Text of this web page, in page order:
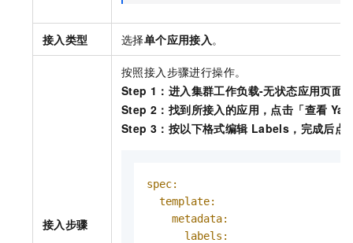
接入类型 选择单个应用接入 。
接入步骤
按照接入步骤进行操作。
Step 1：进入集群工作负载-无状态应用页面
Step 2：找到所接入的应用，点击「查看
Step 3：按以下格式编辑 Labels，完成后点
spec:
template:
metadata:
labels: